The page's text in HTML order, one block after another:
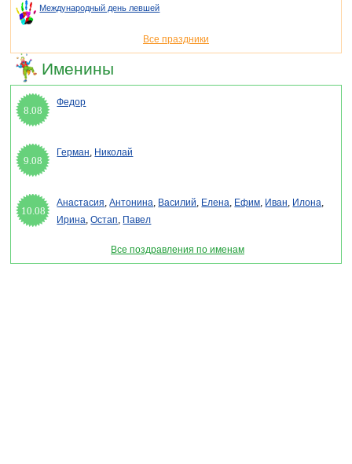
Международный день левшей
Все праздники
Именины
8.08
Федор
9.08
Герман, Николай
10.08
Анастасия,Антонина, Василий, Елена, Ефим, Иван, Илона,
Ирина,Остап, Павел
Все поздравления по именам